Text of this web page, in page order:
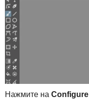
Нажмите на Configure